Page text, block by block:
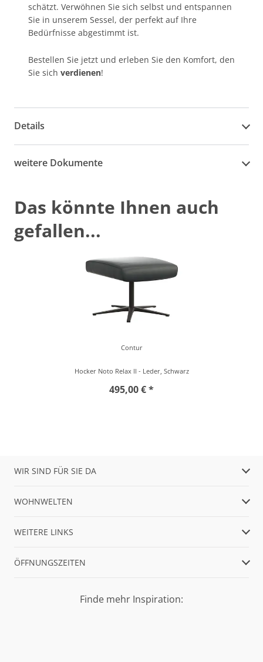
schätzt. Verwöhnen Sie sich selbst und entspannen
Sie in unserem Sessel, der perfekt auf Ihre
Bedürfnisse abgestimmt ist.
Bestellen Sie jetzt und erleben Sie den Komfort, den
Sie sich verdienen!
Details
weitere Dokumente
Das könnte Ihnen auch
gefallen...
Contur
Hocker Noto Relax II - Leder, Schwarz
495,00 € *
WIR SIND FÜR SIE DA
WOHNWELTEN
WEITERE LINKS
ÖFFNUNGSZEITEN
Finde mehr Inspiration: